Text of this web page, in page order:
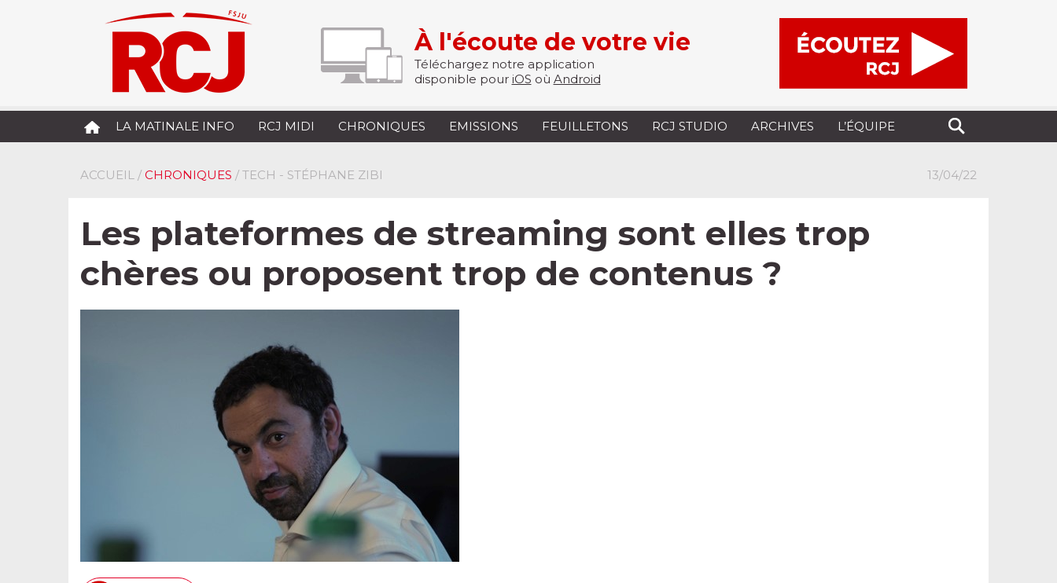
À l'écoute de votre vie
Téléchargez notre application
disponible pour iOS où Android
LA MATINALE INFO RCJ MIDI CHRONIQUES EMISSIONS FEUILLETONS RCJ STUDIO ARCHIVES L’ÉQUIPE
ACCUEIL / CHRONIQUES / TECH - STÉPHANE ZIBI 13/04/22
Les plateformes de streaming sont elles trop
chères ou proposent trop de contenus ?